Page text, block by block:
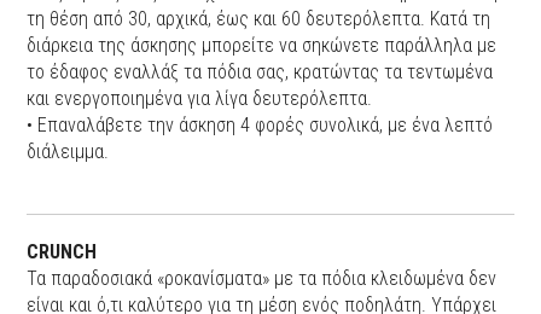
τη θέση από 30, αρχικά, έως και 60 δευτερόλεπτα. Κατά τη
διάρκεια της άσκησης μπορείτε να σηκώνετε παράλληλα με
το έδαφος εναλλάξ τα πόδια σας, κρατώντας τα τεντωμένα
και ενεργοποιημένα για λίγα δευτερόλεπτα.
• Επαναλάβετε την άσκηση 4 φορές συνολικά, με ένα λεπτό
διάλειμμα.
CRUNCH
Τα παραδοσιακά «ροκανίσματα» με τα πόδια κλειδωμένα δεν
είναι και ό,τι καλύτερο για τη μέση ενός ποδηλάτη. Υπάρχει